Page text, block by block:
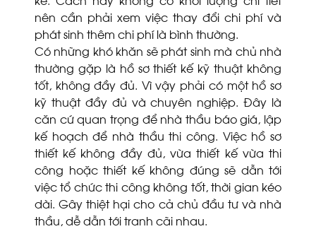
nên cần phải xem việc thay đổi chi phí và
phát sinh thêm chi phí là bình thường.
Có những khó khăn sẽ phát sinh mà chủ nhà
thường gặp là hồ sơ thiết kế kỹ thuật không
tốt, không đầy đủ. Vì vậy phải có một hồ sơ
kỹ thuật đầy đủ và chuyên nghiệp. Đây là
căn cứ quan trọng để nhà thầu báo giá, lập
kế hoạch để nhà thầu thi công. Việc hồ sơ
thiết kế không đầy đủ, vừa thiết kế vừa thi
công hoặc thiết kế không đúng sẽ dẫn tới
việc tổ chức thi công không tốt, thời gian kéo
dài. Gây thiệt hại cho cả chủ đầu tư và nhà
thầu, dễ dẫn tới tranh cãi nhau.